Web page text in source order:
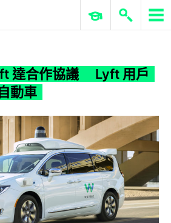
ERP 與商業 AI
達合作協議 Lyft 用戶
動車